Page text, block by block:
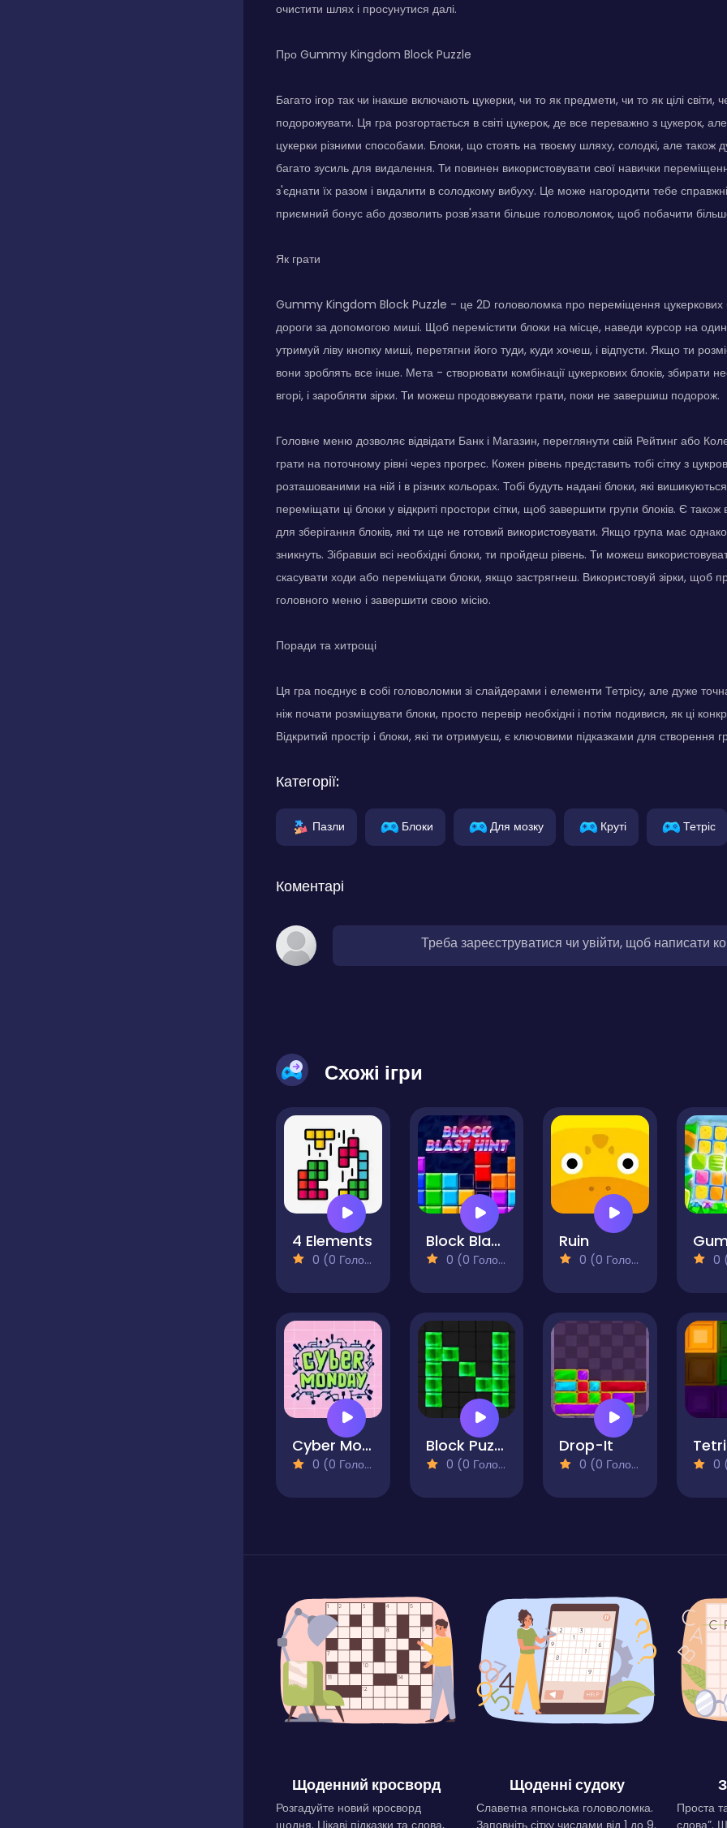
очистити шлях і просунутися далі.
Про Gummy Kingdom Block Puzzle
Багато ігор так чи інакше включають цукерки, чи то як предмети, чи то як цілі світи,
подорожувати. Ця гра розгортається в світі цукерок, де все переважно з цукерок,
цукерки різними способами. Блоки, що стоять на твоєму шляху, солодкі, але також
багато зусиль для видалення. Ти повинен використовувати свої навички
з'єднати їх разом і видалити в солодкому вибуху. Це може нагородити тебе
приємний бонус або дозволить розв'язати більше головоломок, щоб побачити
Як грати
Gummy Kingdom Block Puzzle - це 2D головоломка про переміщення цукеркових
дороги за допомогою миші. Щоб перемістити блоки на місце, наведи курсор на один
утримуй ліву кнопку миші, перетягни його туди, куди хочеш, і відпусти. Якщо ти
вони зроблять все інше. Мета - створювати комбінації цукеркових блоків, збирати
вгорі, і заробляти зірки. Ти можеш продовжувати грати, поки не завершиш подорож.
Головне меню дозволяє відвідати Банк і Магазин, переглянути свій Рейтинг або
грати на поточному рівні через прогрес. Кожен рівень представить тобі сітку з
розташованими на ній і в різних кольорах. Тобі будуть надані блоки, які
переміщати ці блоки у відкриті простори сітки, щоб завершити групи блоків. Є також
для зберігання блоків, які ти ще не готовий використовувати. Якщо група має
зникнуть. Зібравши всі необхідні блоки, ти пройдеш рівень. Ти можеш
скасувати ходи або переміщати блоки, якщо застрягнеш. Використовуй зірки, щоб
головного меню і завершити свою місію.
Поради та хитрощі
Ця гра поєднує в собі головоломки зі слайдерами і елементи Тетрісу, але дуже
ніж почати розміщувати блоки, просто перевір необхідні і потім подивися, як ці
Відкритий простір і блоки, які ти отримуєш, є ключовими підказками для створення
Категорії:
Пазли Блоки Для мозку Круті Тетріс
Коментарі
Треба зареєструватися чи увійти, щоб написати
Схожі ігри
4 Elements
0 (0 Голосів)
Block Blast Hint
0 (0 Голосів)
Ruin
0 (0 Голосів) 0
Cyber Monday
0 (0 Голосів)
Block Puzzle Chuzzle Classic
0 (0 Голосів)
Drop-It
0 (0 Голосів) 0
Щоденний кросворд
Розгадуйте новий кросворд
Щоденні судоку
Славетна японська головоломка.
Проста